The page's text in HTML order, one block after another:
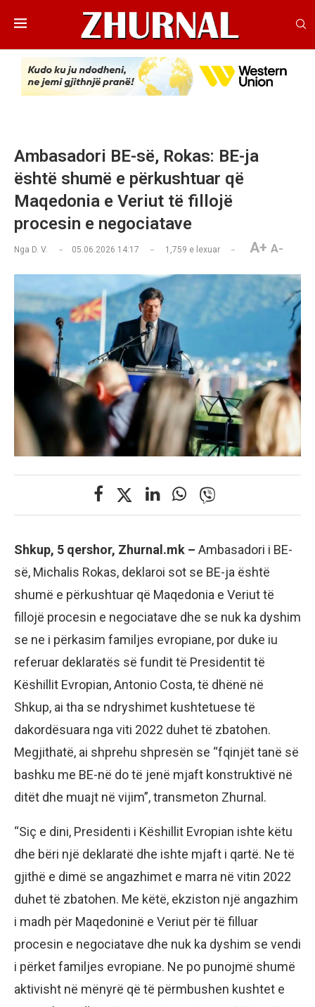
Ambasadori BE-së, Rokas: BE-ja
është shumë e përkushtuar që
Maqedonia e Veriut të fillojë
procesin e negociatave
Nga D. V. 05.06.2026 14:17 1,759 e lexuar A+ A-
Shkup, 5 qershor, Zhurnal.mk – Ambasadori i BE-
së, Michalis Rokas, deklaroi sot se BE-ja është
shumë e përkushtuar që Maqedonia e Veriut të
fillojë procesin e negociatave dhe se nuk ka dyshim
se ne i përkasim familjes evropiane, por duke iu
referuar deklaratës së fundit të Presidentit të
Këshillit Evropian, Antonio Costa, të dhënë në
Shkup, ai tha se ndryshimet kushtetuese të
dakordësuara nga viti 2022 duhet të zbatohen.
Megjithatë, ai shprehu shpresën se “fqinjët tanë së
bashku me BE-në do të jenë mjaft konstruktivë në
ditët dhe muajt në vijim”, transmeton Zhurnal.
“Siç e dini, Presidenti i Këshillit Evropian ishte këtu
dhe bëri një deklaratë dhe ishte mjaft i qartë. Ne të
gjithë e dimë se angazhimet e marra në vitin 2022
duhet të zbatohen. Me këtë, ekziston një angazhim
i madh për Maqedoninë e Veriut për të filluar
procesin e negociatave dhe nuk ka dyshim se vendi
i përket familjes evropiane. Ne po punojmë shumë
aktivisht në mënyrë që të përmbushen kushtet e